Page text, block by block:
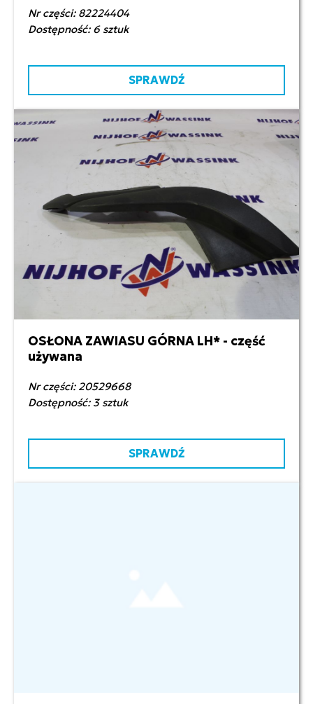
Nr części: 82224404
Dostępność: 6 sztuk
SPRAWDŹ
50,00 zł netto
OSŁONA ZAWIASU GÓRNA LH* - część
używana
Nr części: 20529668
Dostępność: 3 sztuk
SPRAWDŹ